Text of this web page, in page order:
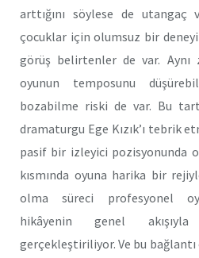
arttığını söylese de utangaç
çocuklar için olumsuz bir
görüş belirtenler de var. Aynı
oyunun temposunu
bozabilme riski de var. Bu
dramaturgu Ege Kızık’ı tebrik
pasif bir izleyici pozisyonunda
kısmında oyuna harika bir
olma süreci profesyonel
hikâyenin genel
gerçekleştiriliyor. Ve bu bağlantı